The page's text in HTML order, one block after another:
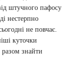
штучного пафосу
нестерпно
не повчає.
куточки
разом знайти